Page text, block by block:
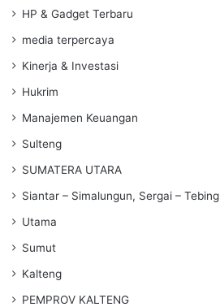
HP & Gadget Terbaru
media terpercaya
Kinerja & Investasi
Hukrim
Manajemen Keuangan
Sulteng
SUMATERA UTARA
Siantar – Simalungun, Sergai – Tebing
Utama
Sumut
Kalteng
PEMPROV KALTENG